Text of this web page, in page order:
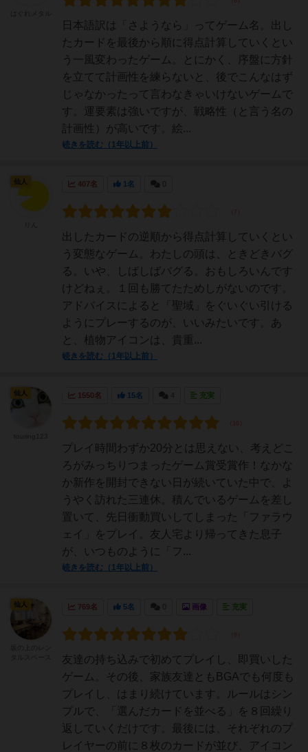
日本語訳は「さようなら」ってゲーム名。出し
たカードを最後から順に得点計算していくとい
う一風変わったゲーム。とにかく、序盤に方針
を立てて計画性を練らないと、後でこんなはず
じゃなかったって言わなきゃいけないゲームで
す。運要素は強いですが、戦略性（と言う名の
計画性）が高いです。絵...
続きを読む（1年以上前）
407名 1名
出したカードの逆順から得点計算していくとい
う変態なゲーム。わたしの頭は、ときどきバグ
る。いや、しばしばバグる。おもしろいんです
けどねぇ。１回も勝てたためしがないのです。
アドバイスによると「聖域」をぐいぐい引ける
ようにプレーするのが、いいみたいです。あ
と、植物アイコンは、貴重...
続きを読む（1年以上前）
仙人
1550名 15名 4 充実
プレイ時間わずか20分とは思えない、考えどこ
ろがみっちりつまったゲーム賞受賞作！なかな
か新作を開封できない日が続いていた中で、よ
うやく訪れた三連休。積んでいるゲームを差し
置いて、先日衝動買いしてしまった「ファラウ
ェイ」をプレイ。友人宅より帰ってきた息子
が、いつものように「フ...
続きを読む（1年以上前）
仙人
769名 5名 画像 充実
友達の持ち込みで初めてプレイし、即買いした
ゲーム。その後、家族友達ともBGAでも何度も
プレイし、はまり続けています。ルールはシン
プルで、「選んだカードを並べる」を８回繰り
返していくだけです。最後には、それぞれのプ
レイヤーの前に８枚のカードが並び、アイコン
仙人